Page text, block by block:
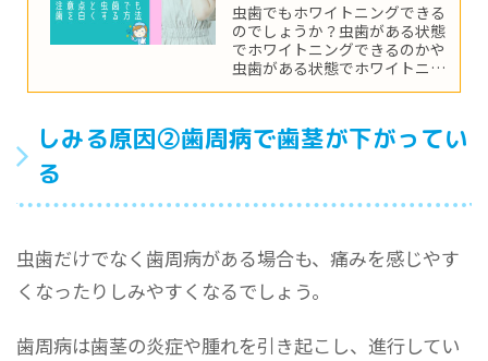
虫歯でもホワイトニングできる
のでしょうか？虫歯がある状態
でホワイトニングできるのかや
虫歯がある状態でホワイトニン
グをする場合の注意点を紹介！
しみる原因②歯周病で歯茎が下がってい
る
虫歯だけでなく歯周病がある場合も、痛みを感じやす
くなったりしみやすくなるでしょう。
歯周病は歯茎の炎症や腫れを引き起こし、進行してい